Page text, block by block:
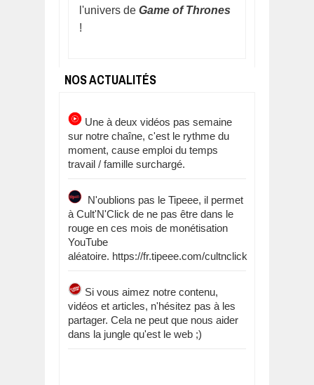
l'univers de Game of Thrones
!
NOS ACTUALITÉS
Une à deux vidéos pas semaine
sur notre chaîne, c'est le rythme du
moment, cause emploi du temps
travail / famille surchargé.
N'oublions pas le Tipeee, il permet
à Cult'N'Click de ne pas être dans le
rouge en ces mois de monétisation
YouTube
aléatoire. https://fr.tipeee.com/cultnclick
Si vous aimez notre contenu,
vidéos et articles, n'hésitez pas à les
partager. Cela ne peut que nous aider
dans la jungle qu'est le web ;)